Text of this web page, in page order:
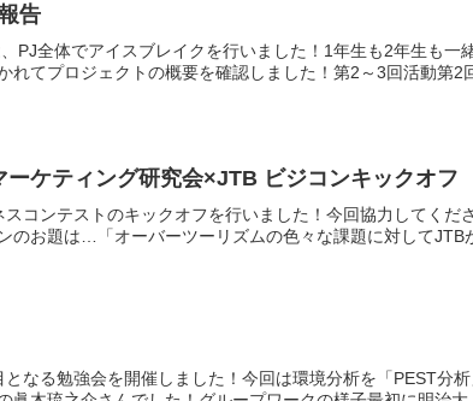
ム 活動報告
PJ全体でアイスブレイクを行いました！1年生も2年生も
てプロジェクトの概要を確認しました！第2～3回活動第2
【学内ビジコン】明治大学マーケティング研究会×JTB ビジコンキックオフ
コンテストのキックオフを行いました！今回協力してく
のお題は…「オーバーツーリズムの色々な課題に対してJTB
なる勉強会を開催しました！今回は環境分析を「PEST分